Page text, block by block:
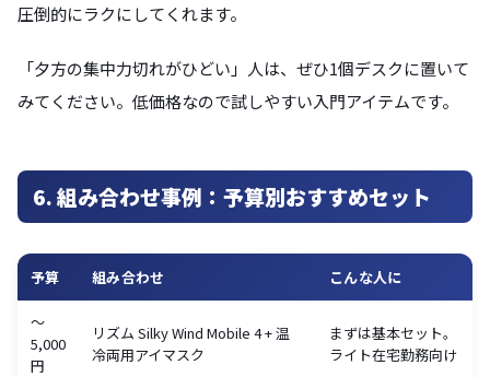
圧倒的にラクにしてくれます。
「夕方の集中力切れがひどい」人は、ぜひ1個デスクに置いて
みてください。低価格なので試しやすい入門アイテムです。
6. 組み合わせ事例：予算別おすすめセット
予算 組み合わせ こんな人に
〜
5,000
円
リズム Silky Wind Mobile 4 + 温
冷両用アイマスク
まずは基本セット。
ライト在宅勤務向け